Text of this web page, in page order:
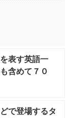
表す英語一
含めて７０
で登場するタ